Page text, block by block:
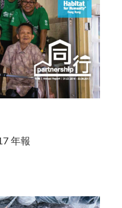
年報